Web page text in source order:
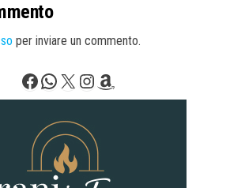
per inviare un commento.
Facebook
WhatsApp
X Instagram
Amazon